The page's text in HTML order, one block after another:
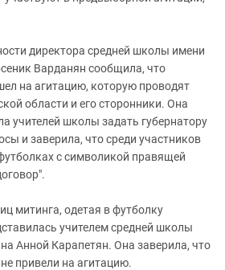
директора средней школы имени
Варданян сообщила, что
на агитацию, которую проводят
области и его сторонники. Она
учителей школы задать губернатору
и заверила, что среди участников
с символикой правящей
митинга, одетая в футболку
учителем средней школы
Анной Карапетян. Она заверила, что
привели на агитацию.